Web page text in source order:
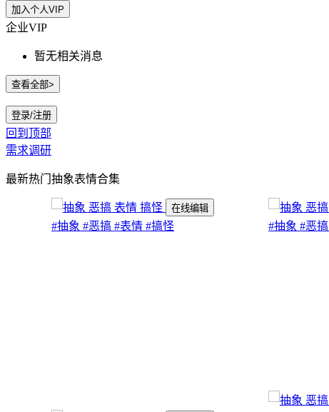
加入个人VIP
企业VIP
暂无相关消息
查看全部>
登录/注册
回到顶部
需求调研
最新热门抽象表情合集
在线编辑
#抽象 #恶搞 #表情 #搞怪 #抽象 #恶搞